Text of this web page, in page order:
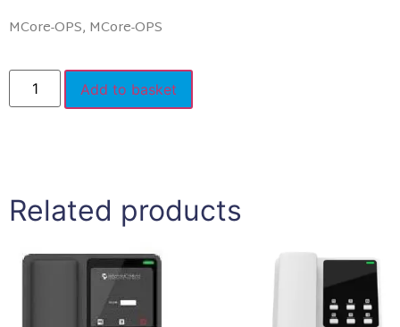
MCore-OPS, MCore-OPS
Add to basket
Related products